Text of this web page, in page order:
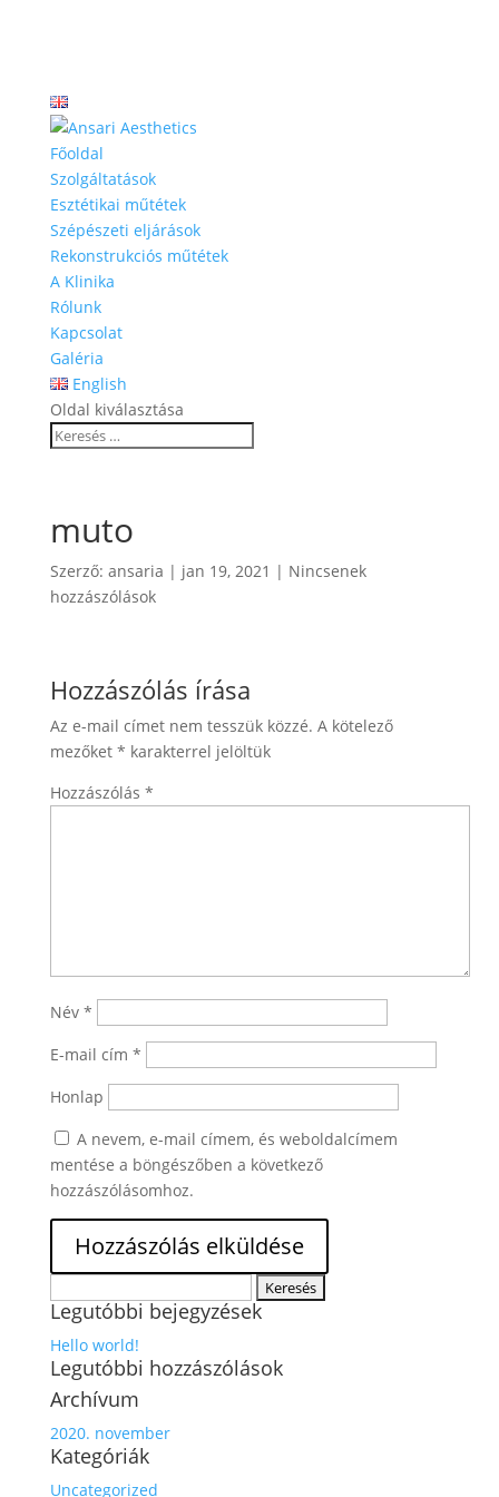
Főoldal
Szolgáltatások
Esztétikai műtétek
Szépészeti eljárások
Rekonstrukciós műtétek
A Klinika
Rólunk
Kapcsolat
Galéria
English
Oldal kiválasztása
muto
Szerző: ansaria | jan 19, 2021 | Nincsenek
hozzászólások
Hozzászólás írása
Az e-mail címet nem tesszük közzé. A kötelező
mezőket * karakterrel jelöltük
Hozzászólás *
Név *
E-mail cím *
Honlap
A nevem, e-mail címem, és weboldalcímem
mentése a böngészőben a következő
hozzászólásomhoz.
Legutóbbi bejegyzések
Hello world!
Legutóbbi hozzászólások
Archívum
2020. november
Kategóriák
Uncategorized